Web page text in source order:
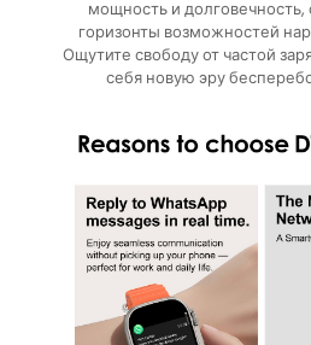
мощность и
горизонты возможностей
Ощутите свободу от частой
себя новую эру